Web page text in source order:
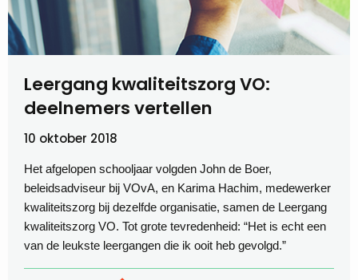
Leergang kwaliteitszorg VO:
deelnemers vertellen
10 oktober 2018
Het afgelopen schooljaar volgden John de Boer,
beleidsadviseur bij VOvA, en Karima Hachim, medewerker
kwaliteitszorg bij dezelfde organisatie, samen de Leergang
kwaliteitszorg VO. Tot grote tevredenheid: “Het is echt een
van de leukste leergangen die ik ooit heb gevolgd.”